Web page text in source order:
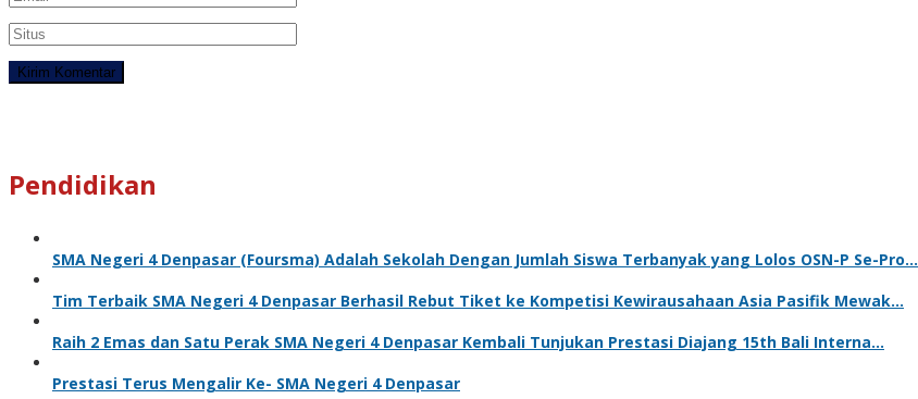
Pendidikan
SMA Negeri 4 Denpasar (Foursma) Adalah Sekolah Dengan Jumlah Siswa Terbanyak yang Lolos OSN-P Se-Pro…
Tim Terbaik SMA Negeri 4 Denpasar Berhasil Rebut Tiket ke Kompetisi Kewirausahaan Asia Pasifik Mewak…
Raih 2 Emas dan Satu Perak SMA Negeri 4 Denpasar Kembali Tunjukan Prestasi Diajang 15th Bali Interna…
Prestasi Terus Mengalir Ke- SMA Negeri 4 Denpasar